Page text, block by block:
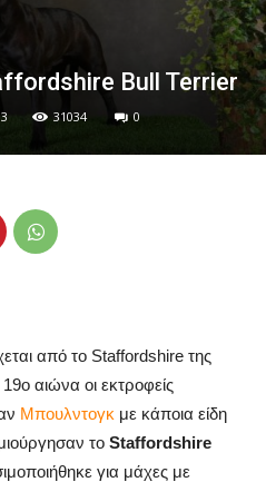
Bull Terrier
31034 0
από το Staffordshire της
αιώνα οι εκτροφείς
Μπουλντογκ με κάποια είδη
τοStaffordshire
για μάχες με